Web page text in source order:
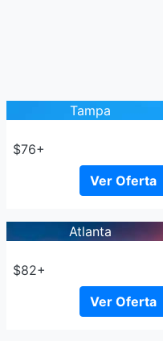
Tampa
$76+
Ver Oferta
Atlanta
$82+
Ver Oferta